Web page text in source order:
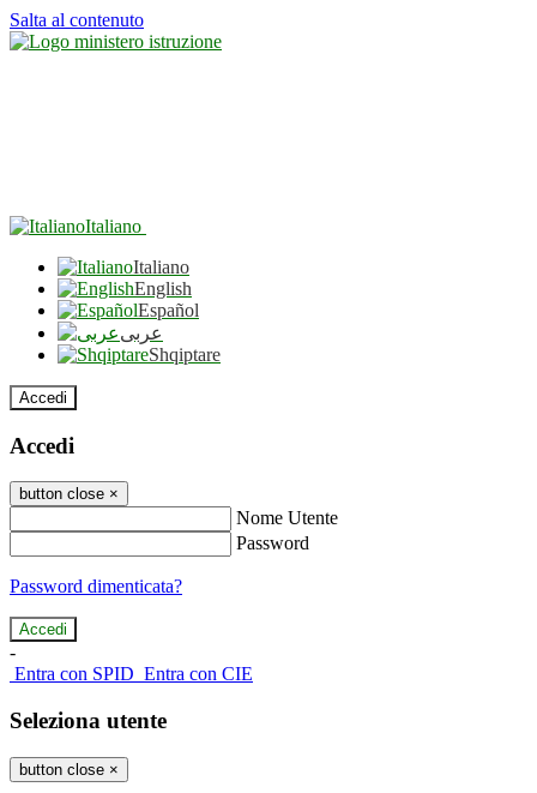
Salta al contenuto
Italiano
Italiano
English
Español
عربى
Shqiptare
Accedi
Accedi
button close ×
Nome Utente
Password
Password dimenticata?
-
Entra con SPID Entra con CIE
Seleziona utente
button close ×